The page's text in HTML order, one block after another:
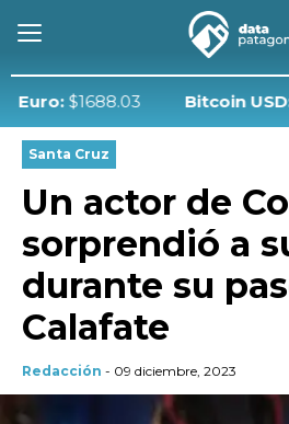
$1688.03 Bitcoin USD:
Santa Cruz
Un actor de
sorprendió a
durante su
Calafate
Redacción - 09 diciembre, 2023